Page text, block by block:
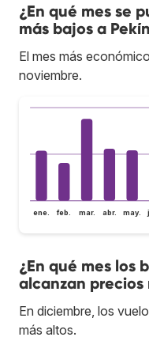
¿En qué mes se
más bajos a
El mes más
noviembre.
ene. feb. mar. abr. may.
¿En qué mes los
alcanzan precios
En diciembre, los
más altos.